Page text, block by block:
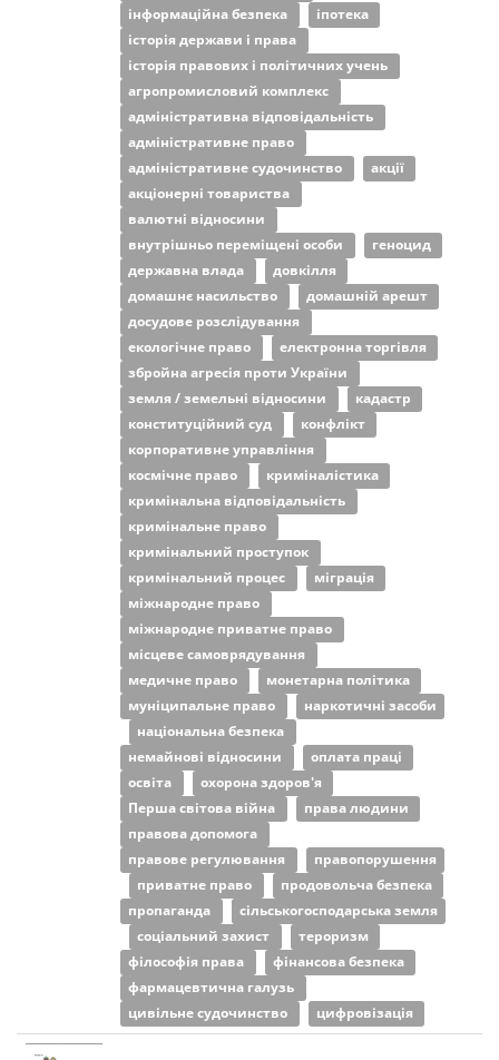
інформаційна безпека
іпотека
історія держави і права
історія правових і політичних учень
агропромисловий комплекс
адміністративна відповідальність
адміністративне право
адміністративне судочинство
акції
акціонерні товариства
валютні відносини
внутрішньо переміщені особи
геноцид
державна влада
довкілля
домашнє насильство
домашній арешт
досудове розслідування
екологічне право
електронна торгівля
збройна агресія проти України
земля / земельні відносини
кадастр
конституційний суд
конфлікт
корпоративне управління
космічне право
криміналістика
кримінальна відповідальність
кримінальне право
кримінальний проступок
кримінальний процес
міграція
міжнародне право
міжнародне приватне право
місцеве самоврядування
медичне право
монетарна політика
муніципальне право
наркотичні засоби
національна безпека
немайнові відносини
оплата праці
освіта
охорона здоров'я
Перша світова війна
права людини
правова допомога
правове регулювання
правопорушення
приватне право
продовольча безпека
пропаганда
сільськогосподарська земля
соціальний захист
тероризм
філософія права
фінансова безпека
фармацевтична галузь
цивільне судочинство
цифровізація